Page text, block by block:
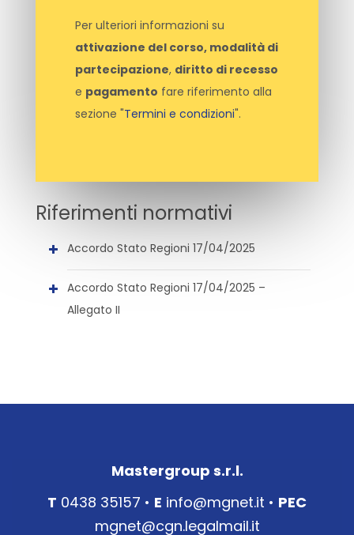
Per ulteriori informazioni su
attivazione del corso, modalità di
partecipazione, diritto di recesso
e pagamento fare riferimento alla
sezione "Termini e condizioni".
Riferimenti normativi
Accordo Stato Regioni 17/04/2025
Accordo Stato Regioni 17/04/2025 –
Allegato II
Mastergroup s.r.l.
T 0438 35157 • E info@mgnet.it • PEC
mgnet@cgn.legalmail.it